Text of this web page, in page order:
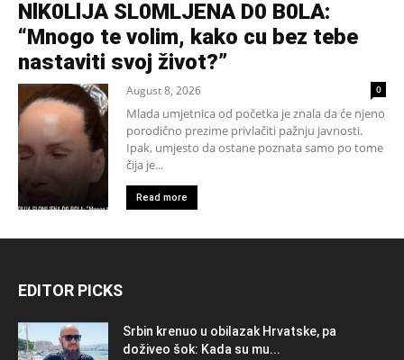
NlK0LlJA SL0MLJENA D0 B0LA:
“Mnogo te volim, kako cu bez tebe
nastaviti svoj život?”
August 8, 2026 0
Mlada umjetnica od početka je znala da će njeno
porodično prezime privlačiti pažnju javnosti.
Ipak, umjesto da ostane poznata samo po tome
čija je...
Read more
EDITOR PICKS
Srbin krenuo u obilazak Hrvatske, pa
doživeo šok: Kada su mu...